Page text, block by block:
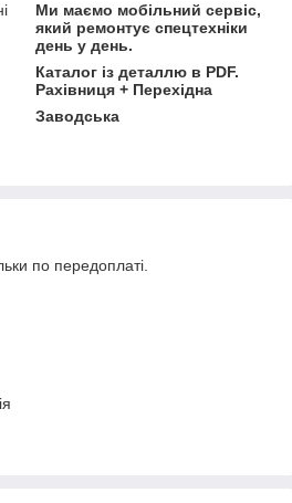
Ми маємо мобільний сервіс,
який ремонтує спецтехніки
день у день.
Каталог із деталлю в PDF.
Рахівниця + Перехідна
Заводська
по передоплаті.